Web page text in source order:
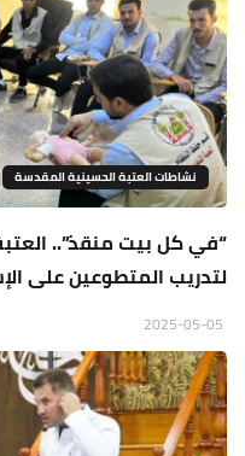
نشاطات العتبة الحسينية المقدسة
“في كل بيت منقذ”..
لتدريب المتطوعين على